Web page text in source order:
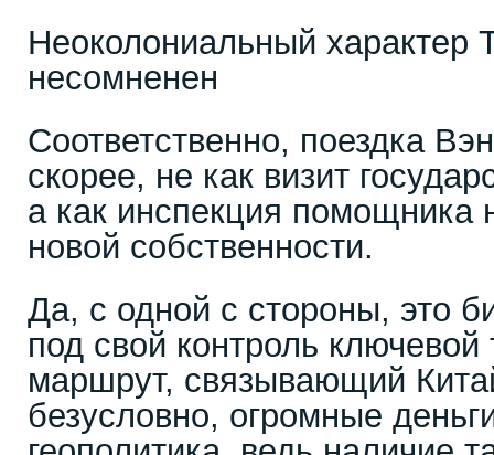
Неоколониальный характер
несомненен
Соответственно, поездка
скорее, не как визит
а как инспекция помощника
новой собственности.
Да, с одной с стороны, это
под свой контроль ключевой
маршрут, связывающий
безусловно, огромные